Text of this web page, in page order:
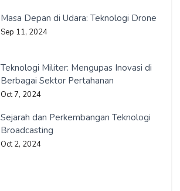
Masa Depan di Udara: Teknologi Drone
Sep 11, 2024
Teknologi Militer: Mengupas Inovasi di
Berbagai Sektor Pertahanan
Oct 7, 2024
Sejarah dan Perkembangan Teknologi
Broadcasting
Oct 2, 2024